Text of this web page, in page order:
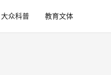
大众科普 教育文体